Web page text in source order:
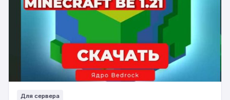
Для сервера